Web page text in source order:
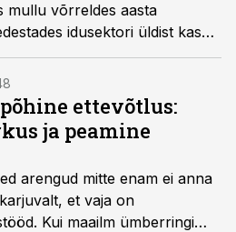
mullu võrreldes aasta
idusektori üldist kasvu
näitas kaitsetööstus, kuid
kaasanud roheidud.
ettevõtlus:
ja peamine
arengud mitte enam ei anna
et vaja on
Kui maailm ümberringi